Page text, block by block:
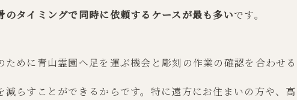
のタイミングで同時に依頼するケースが最も多いです。
ために青山霊園へ足を運ぶ機会と彫刻の作業の確認を合わせる
減らすことができるからです。特に遠方にお住まいの方や、高